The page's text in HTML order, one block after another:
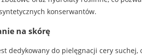
konserwantów.
na skórę
dedykowany do pielęgnacji cery